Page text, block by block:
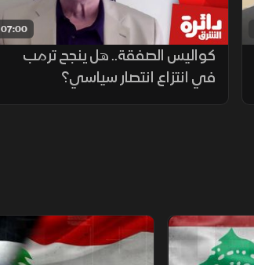
07:00
كواليس الصفقة.. هل ينجح ترمب
في انتزاع انتصار سياسي؟